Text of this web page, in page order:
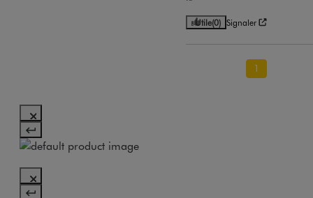
Utile(0) Signaler
1